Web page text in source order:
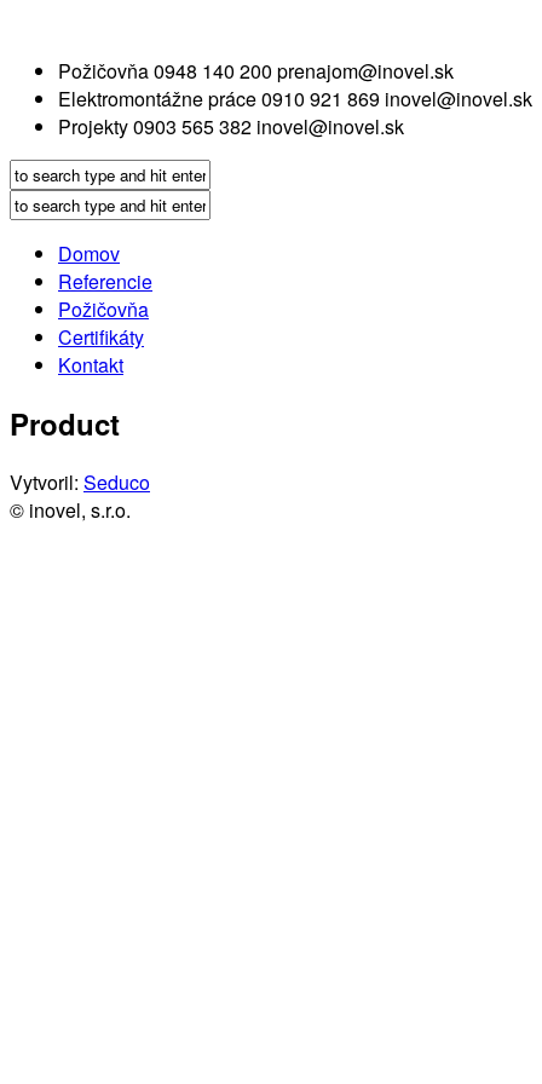
Požičovňa0948 140 200 prenajom@inovel.sk
Elektromontážne práce0910 921 869 inovel@inovel.sk
Projekty0903 565 382 inovel@inovel.sk
Domov
Referencie
Požičovňa
Certifikáty
Kontakt
Product
Vytvoril: Seduco
© inovel, s.r.o.